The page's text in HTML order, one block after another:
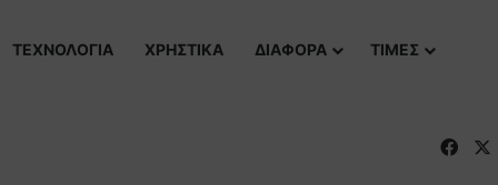
ΤΕΧΝΟΛΟΓΙΑ ΧΡΗΣΤΙΚΑ ΔΙΑΦΟΡΑ ΤΙΜΕΣ